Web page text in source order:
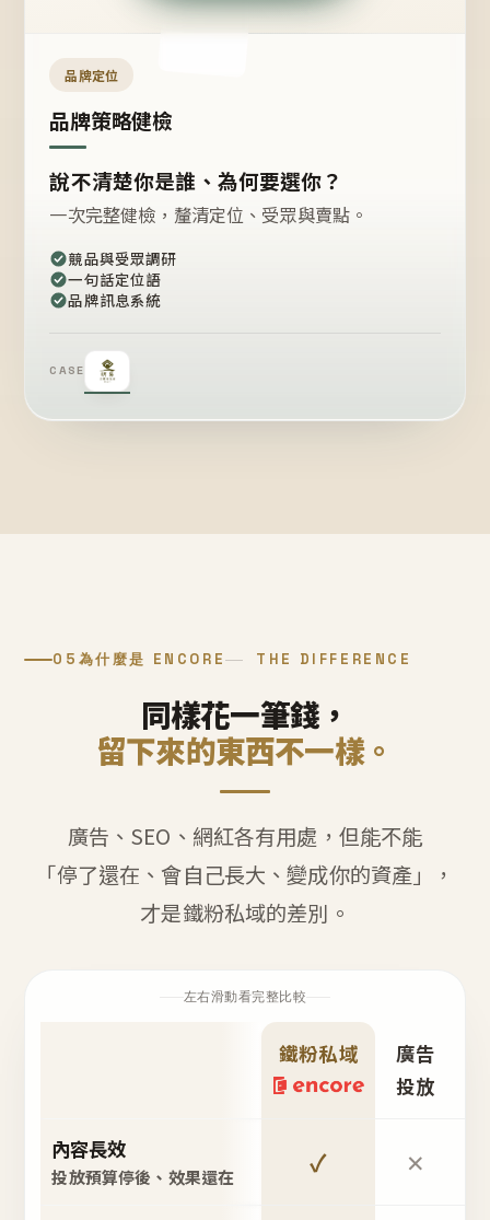
位
品牌定位
品牌策略健檢
說不清楚你是誰、為何要選你？
一次完整健檢，釐清定位、受眾與賣點。
競品與受眾調研
一句話定位語
品牌訊息系統
CASE
05 為什麼是 ENCORE THE DIFFERENCE
同樣花一筆錢，
留下來的東西不一樣。
廣告、SEO、網紅各有用處，但能不能
「停了還在、會自己長大、變成你的資產」，
才是鐵粉私域的差別。
左右滑動看完整比較
鐵粉私域
廣告
投放
內容長效
投放預算停後、效果還在 ✓ ✕